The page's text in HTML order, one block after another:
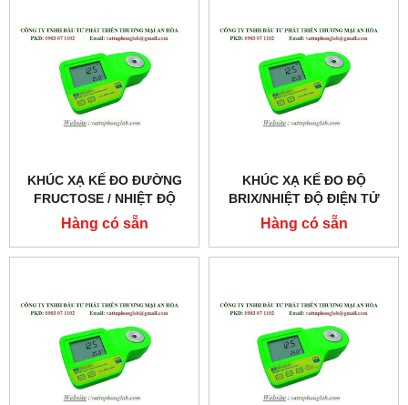
KHÚC XẠ KẾ ĐO ĐƯỜNG
FRUCTOSE / NHIỆT ĐỘ
ĐIỆN TỬ MODEL:MA872
Hàng có sẵn
KHÚC XẠ KẾ ĐO ĐỘ
BRIX/NHIỆT ĐỘ ĐIỆN TỬ
MODEL:MA871
Hàng có sẵn